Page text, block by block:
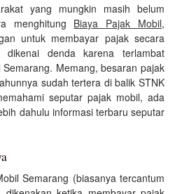
yang mungkin masih belum
menghitung Biaya Pajak Mobil,
untuk membayar pajak secara
denda karena terlambat
Memang, besaran pajak
sudah tertera di balik STNK
seputar pajak mobil, ada
dahulu informasi terbaru seputar
Semarang (biasanya tercantum